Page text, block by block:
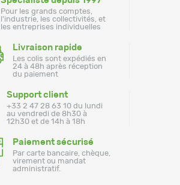
Pour les grands comptes,
l'industrie, les collectivités, et
les entreprises individuelles
Livraison rapide
Les colis sont expédiés en
24 à 48h après réception
du paiement
Support client
+33 2 47 28 63 10 du lundi
au vendredi de 8h30 à
12h30 et de 14h à 18h
Paiement sécurisé
Par carte bancaire, chèque,
virement ou mandat
administratif.